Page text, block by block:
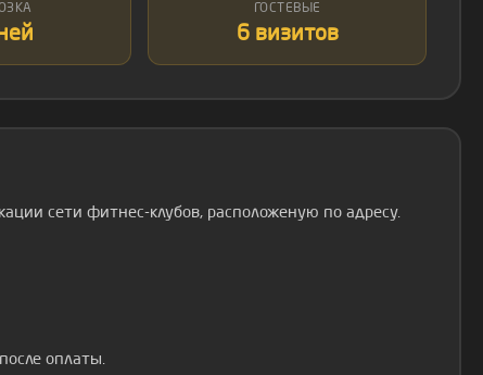
ГОСТЕВЫЕ
6 визитов
сети фитнес-клубов, расположеную по адресу.
оплаты.